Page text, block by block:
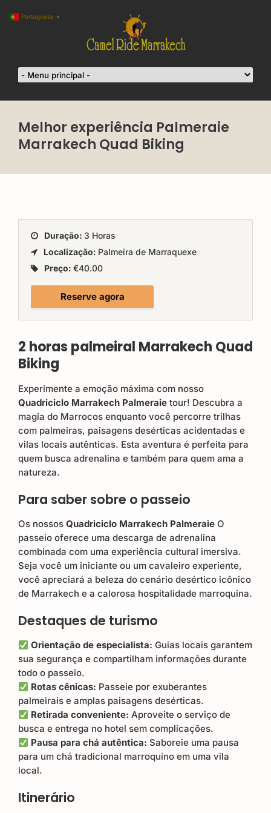
Melhor experiência Palmeraie
Marrakech Quad Biking
Duração: 3 Horas
Localização: Palmeira de Marraquexe
Preço: €40.00
Reserve agora
2 horas palmeiral Marrakech Quad
Biking
Experimente a emoção máxima com nosso
Quadriciclo Marrakech Palmeraie tour! Descubra a
magia do Marrocos enquanto você percorre trilhas
com palmeiras, paisagens desérticas acidentadas e
vilas locais autênticas. Esta aventura é perfeita para
quem busca adrenalina e também para quem ama a
natureza.
Para saber sobre o passeio
Os nossos Quadriciclo Marrakech Palmeraie O
passeio oferece uma descarga de adrenalina
combinada com uma experiência cultural imersiva.
Seja você um iniciante ou um cavaleiro experiente,
você apreciará a beleza do cenário desértico icônico
de Marrakech e a calorosa hospitalidade marroquina.
Destaques de turismo
Orientação de especialista: Guias locais garantem
sua segurança e compartilham informações durante
todo o passeio.
Rotas cênicas: Passeie por exuberantes
palmeirais e amplas paisagens desérticas.
Retirada conveniente: Aproveite o serviço de
busca e entrega no hotel sem complicações.
Pausa para chá autêntica: Saboreie uma pausa
para um chá tradicional marroquino em uma vila
local.
Itinerário
Portuguese ▼